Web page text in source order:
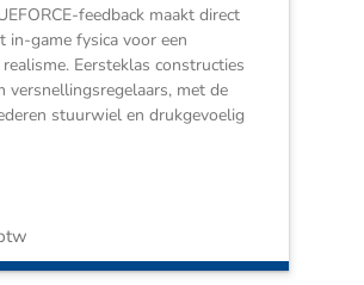
feedback maakt direct
in-game fysica voor een
Eersteklas constructies
versnellingsregelaars, met de
stuurwiel en drukgevoelig